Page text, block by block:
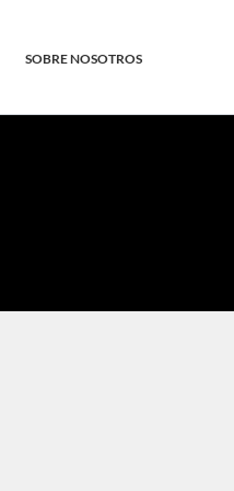
SOBRE NOSOTROS